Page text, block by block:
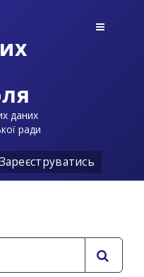
даних
ради
Зареєструватись